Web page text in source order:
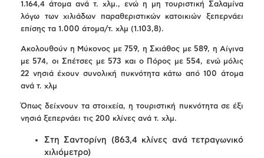
1.164,4 άτομα ανά τ. χλμ., ενώ η μη τουριστική Σαλαμίνα
λόγω των χιλιάδων παραθεριστικών κατοικιών ξεπερνάει
επίσης τα 1.000 άτομα/τ. χλμ (1.103,8).
Ακολουθούν η Μύκονος με 759, η Σκιάθος με 589, η Αίγινα
με 574, οι Σπέτσες με 573 και ο Πόρος με 554, ενώ μόλις
22 νησιά έχουν συνολική πυκνότητα κάτω από 100 άτομα
ανά τ. χλμ
Όπως δείχνουν τα στοιχεία, η τουριστική πυκνότητα σε έξι
νησιά ξεπερνάει τις 200 κλίνες ανά τ. χλμ.
Στη Σαντορίνη (863,4 κλίνες ανά τετραγωνικό
χιλιόμετρο)